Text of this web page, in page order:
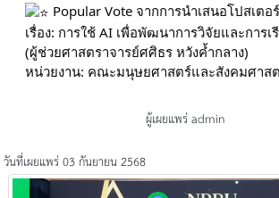
Popular Vote จากการนำเสนอโปสเตอร์
เรื่อง: การใช้ AI เพื่อพัฒนาการวิจัยและการ
(ผู้ช่วยศาสตราจารย์ศศิธร หวังค้ำกลาง)
หน่วยงาน: คณะมนุษยศาสตร์และสังคมศาส
วันที่เผยแพร่ 03 กันยายน 2568
ผู้เผยแพร่ admin